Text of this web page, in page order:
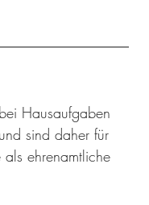
Hausaufgaben
sind daher für
ehrenamtliche